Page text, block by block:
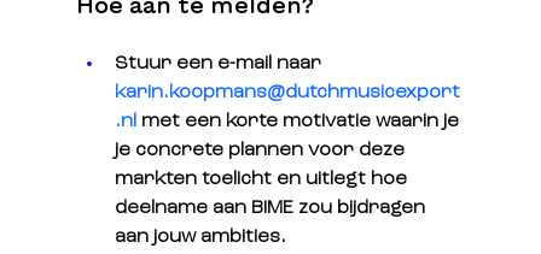
Hoe aan te melden?
Stuur een e-mail naar
karin.koopmans@dutchmusicexport
.nl met een korte motivatie waarin je
je concrete plannen voor deze
markten toelicht en uitlegt hoe
deelname aan BIME zou bijdragen
aan jouw ambities.